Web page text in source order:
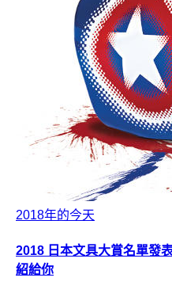
2018年的今天
2018 日本文具大賞名單發
紹給你